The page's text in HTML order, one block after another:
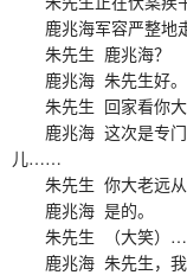
鹿兆海军容严整地走
朱先生 鹿兆海？
鹿兆海 朱先生好。
朱先生 回家看你大
鹿兆海 这次是专门
儿……
朱先生 你大老远从
鹿兆海 是的。
朱先生 （大笑）
鹿兆海 朱先生，我